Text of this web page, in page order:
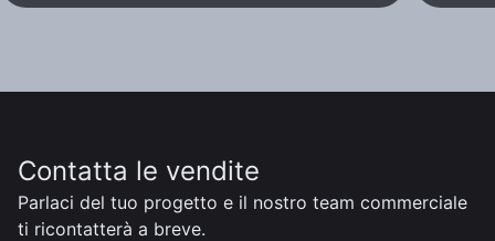
Contatta le vendite
Parlaci del tuo progetto e il nostro team commerciale
ti ricontatterà a breve.